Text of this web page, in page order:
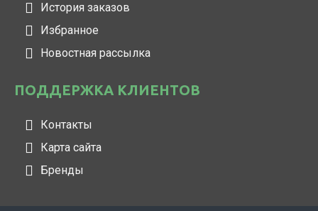
История заказов
Избранное
Новостная рассылка
ПОДДЕРЖКА КЛИЕНТОВ
Контакты
Карта сайта
Бренды